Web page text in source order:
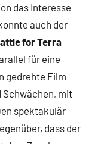
das Interesse
auch der
for Terra
für eine
gedrehte Film
mit
spektakulär
dass der